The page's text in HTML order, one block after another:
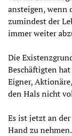
ansteigen, wenn
zumindest der
immer weiter
Die
Beschäftigten
Eigner,
den Hals nicht
Es ist jetzt an
Hand zu